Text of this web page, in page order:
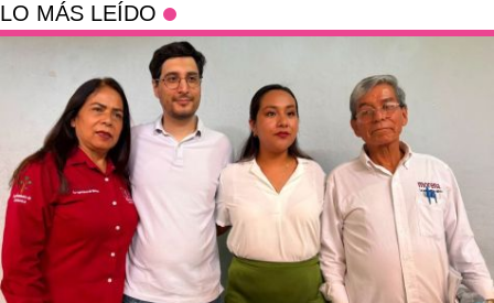
LO MÁS LEÍDO